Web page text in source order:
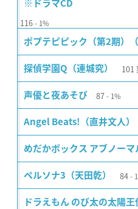
※ドラマCD
116 1%
ポプテピピック（第2期）（
探偵学園Q（連城究） 101
声優と夜あそび 87 1%
Angel Beats!（直井文人）
めだかボックス アブノーマ
ペルソナ3（天田乾） 84
ドラえもん のび太の太陽王